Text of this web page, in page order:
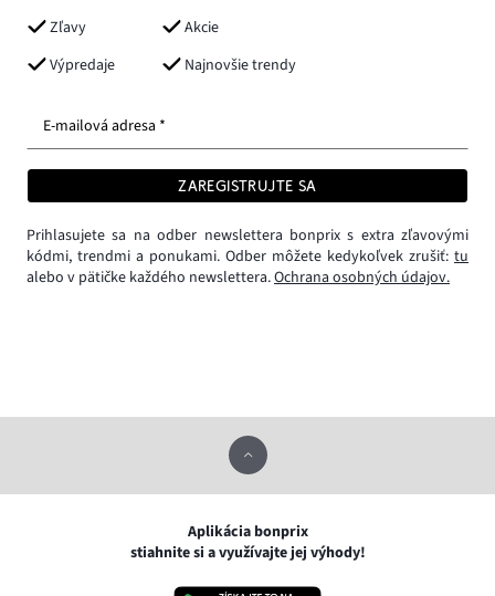
Zľavy
Akcie
Výpredaje
Najnovšie trendy
E-mailová adresa *
ZAREGISTRUJTE SA
Prihlasujete sa na odber newslettera bonprix s extra zľavovými
kódmi, trendmi a ponukami. Odber môžete kedykoľvek zrušiť: tu
alebo v pätičke každého newslettera.Ochrana osobných údajov.
Aplikácia bonprix
stiahnite si a využívajte jej výhody!